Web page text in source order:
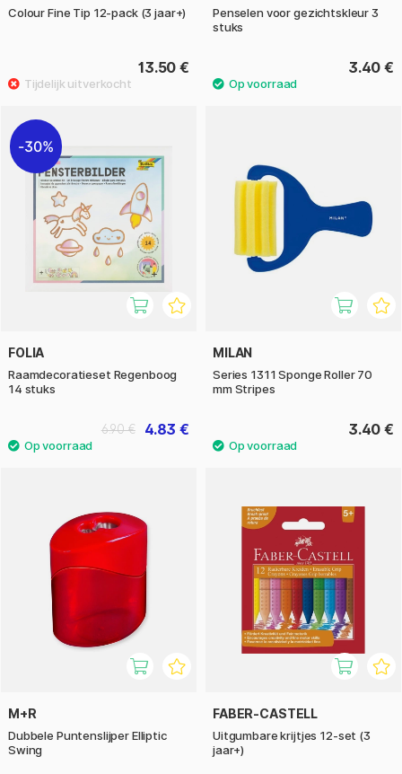
Colour Fine Tip 12-pack (3 jaar+)
13.50 €
Penselen voor gezichtskleur 3
stuks
3.40 €
30%
FOLIA
Raamdecoratieset Regenboog
14 stuks
4.83 €
6.90 €
MILAN
Series 1311 Sponge Roller 70
mm Stripes
3.40 €
M+R
Dubbele Puntenslijper Elliptic
Swing
FABER-CASTELL
Uitgumbare krijtjes 12-set (3
jaar+)